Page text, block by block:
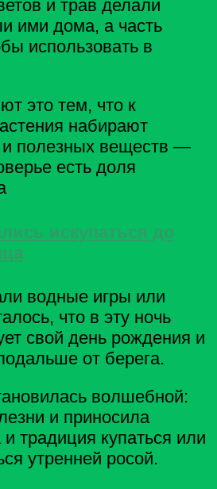
и трав делали
ими дома, а часть
использовать в
это тем, что к
набирают
и полезных веществ —
есть доля
искупаться до
водные игры или
что в эту ночь
свой день рождения и
от берега.
волшебной:
и приносила
традиция купаться или
утренней росой.